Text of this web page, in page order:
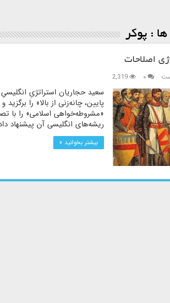
: پوکر
اصلاحات
۰ 2,319
سعید حجاریان استراتژیِ انگلیسیِ
پایین، چانه‌زنی از بالا» را برگزید
«مشروطه‌خواهی اسلامی» را با
ریشه‌های انگلیسی آن پیشنهاد
بیشتر بخوانید »